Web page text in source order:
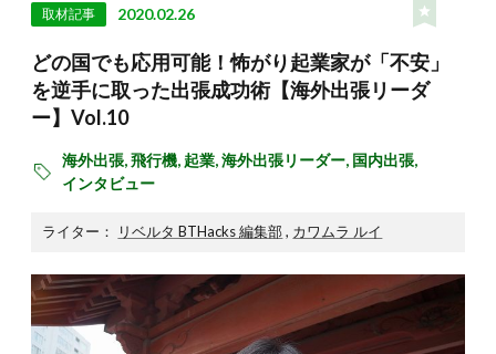
取材記事 2020.02.26
どの国でも応用可能！怖がり起業家が「不安」
を逆手に取った出張成功術【海外出張リーダ
ー】Vol.10
海外出張,飛行機, 起業,海外出張リーダー, 国内出張,
インタビュー
ライター： リベルタ BTHacks 編集部, カワムラ ルイ